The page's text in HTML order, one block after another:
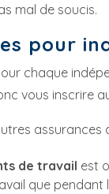
mal de soucis.
pour
chaque
vous inscrire
de travail est
que